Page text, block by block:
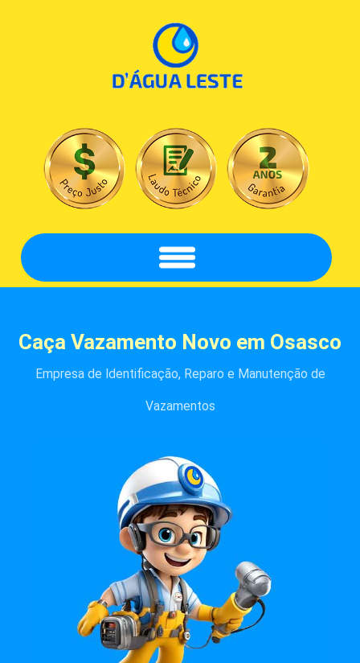
Caça Vazamento Novo em Osasco
Empresa de Identificação, Reparo e Manutenção de
Vazamentos